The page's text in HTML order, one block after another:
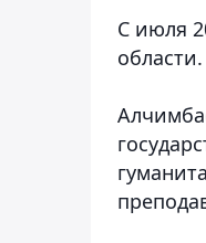
С июля
области.